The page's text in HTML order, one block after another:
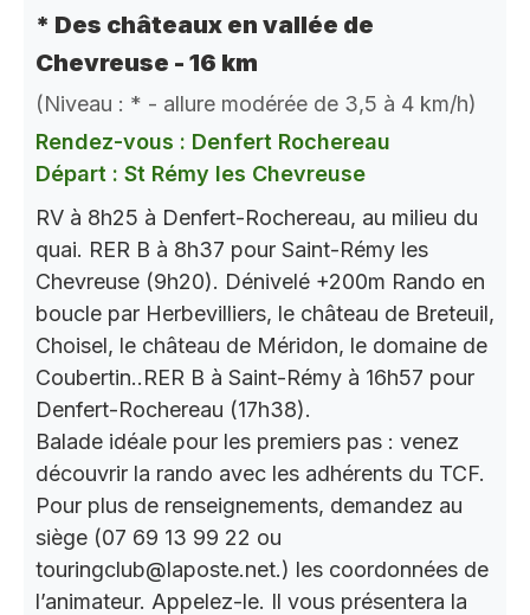
* Des châteaux en vallée de
Chevreuse - 16 km
(Niveau : * - allure modérée de 3,5 à 4 km/h)
Rendez-vous : Denfert Rochereau
Départ : St Rémy les Chevreuse
RV à 8h25 à Denfert-Rochereau, au milieu du
quai. RER B à 8h37 pour Saint-Rémy les
Chevreuse (9h20). Dénivelé +200m Rando en
boucle par Herbevilliers, le château de Breteuil,
Choisel, le château de Méridon, le domaine de
Coubertin..RER B à Saint-Rémy à 16h57 pour
Denfert-Rochereau (17h38).
Balade idéale pour les premiers pas : venez
découvrir la rando avec les adhérents du TCF.
Pour plus de renseignements, demandez au
siège (07 69 13 99 22 ou
touringclub@laposte.net.) les coordonnées de
l’animateur. Appelez-le. Il vous présentera la